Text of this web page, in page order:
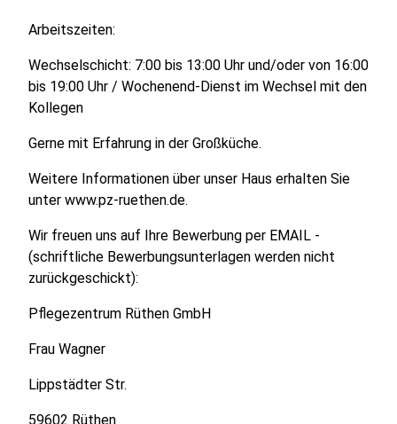
Arbeitszeiten:
Wechselschicht: 7:00 bis 13:00 Uhr und/oder von 16:00
bis 19:00 Uhr / Wochenend-Dienst im Wechsel mit den
Kollegen
Gerne mit Erfahrung in der Großküche.
Weitere Informationen über unser Haus erhalten Sie
unter www.pz-ruethen.de.
Wir freuen uns auf Ihre Bewerbung per EMAIL -
(schriftliche Bewerbungsunterlagen werden nicht
zurückgeschickt):
Pflegezentrum Rüthen GmbH
Frau Wagner
Lippstädter Str.
59602 Rüthen